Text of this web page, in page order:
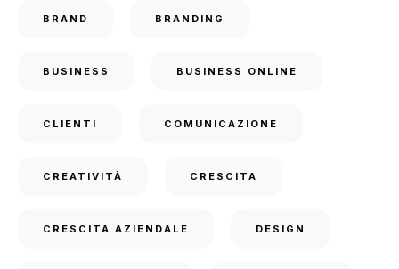
BRAND BRANDING
BUSINESS BUSINESS ONLINE
CLIENTI COMUNICAZIONE
CREATIVITÀ CRESCITA
CRESCITA AZIENDALE DESIGN